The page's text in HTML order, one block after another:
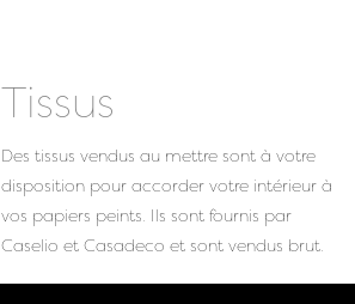
Tissus
Des tissus vendus au mettre sont à votre
disposition pour accorder votre intérieur à
vos papiers peints. Ils sont fournis par
Caselio et Casadeco et sont vendus brut.